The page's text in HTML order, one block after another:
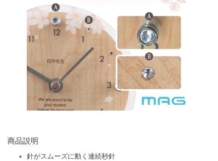
商品説明
針がスムーズに動く連続秒針